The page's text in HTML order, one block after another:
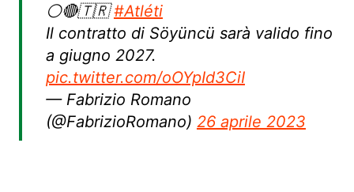
⚪️🔴🇹🇷#Atléti
Il contratto di Söyüncü sarà valido fino
a giugno 2027.
pic.twitter.com/oOYpId3CiI
— Fabrizio Romano
(@FabrizioRomano) 26 aprile 2023